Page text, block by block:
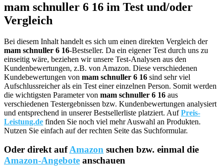
mam schnuller 6 16 im Test und/oder
Vergleich
Bei diesem Inhalt handelt es sich um einen direkten Vergleich der
mam schnuller 6 16-Bestseller. Da ein eigener Test durch uns zu
einseitig wäre, beziehen wir unsere Test-Analysen aus den
Kundenbewertungen, z.B. von Amazon. Diese verschiedenen
Kundebewertungen von mam schnuller 6 16 sind sehr viel
Aufschlussreicher als ein Test einer einzelnen Person. Somit werden
die wichtigsten Parameter von mam schnuller 6 16 aus
verschiedenen Testergebnissen bzw. Kundenbewertungen analysiert
und entsprechend in unserer Bestsellerliste platziert. AufPreis-
Leistung.de finden Sie noch viel mehr Auswahl an Produkten.
Nutzen Sie einfach auf der rechten Seite das Suchformular.
Oder direkt aufAmazon suchen bzw. einmal die
Amazon-Angebote anschauen